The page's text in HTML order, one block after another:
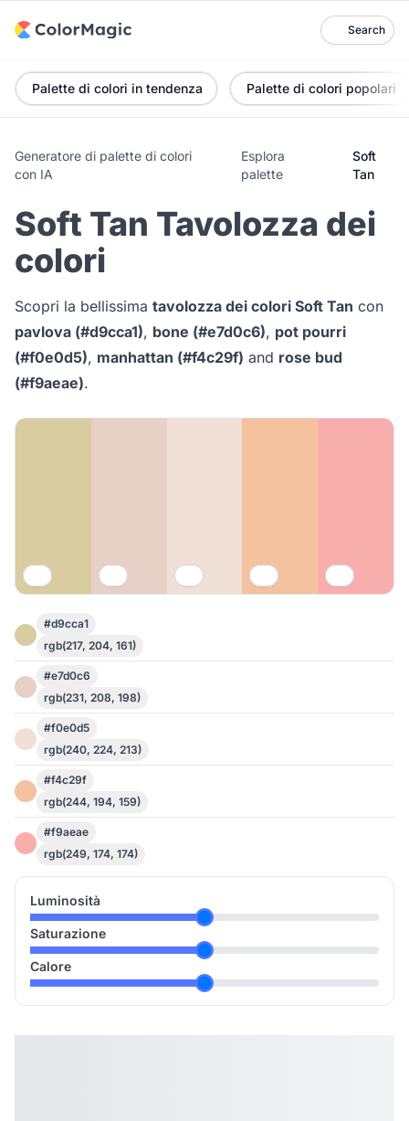
Search
Palette di colori in tendenza Palette di colori popolari
Generatore di palette di colori
con IA
Esplora
palette
Soft
Tan
Soft Tan Tavolozza dei
colori
Scopri la bellissima tavolozza dei colori Soft Tan con
pavlova (#d9cca1), bone (#e7d0c6), pot pourri
(#f0e0d5), manhattan (#f4c29f) and rose bud
(#f9aeae).
#d9cca1
rgb(217, 204, 161)
#e7d0c6
rgb(231, 208, 198)
#f0e0d5
rgb(240, 224, 213)
#f4c29f
rgb(244, 194, 159)
#f9aeae
rgb(249, 174, 174)
Luminosità
Saturazione
Calore